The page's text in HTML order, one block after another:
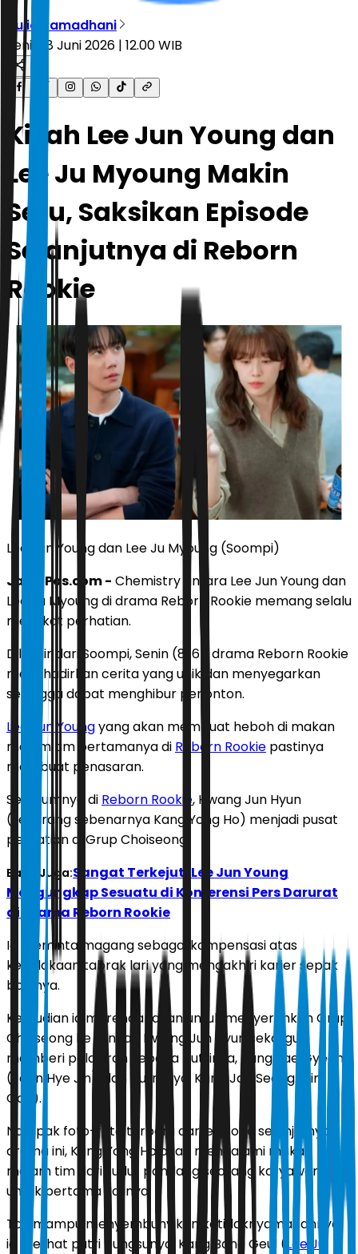
Aulia Ramadhani
Senin, 8 Juni 2026 | 12.00 WIB
Kisah Lee Jun Young dan
Lee Ju Myoung Makin
Seru, Saksikan Episode
Selanjutnya di Reborn
Rookie
Lee Jun Young dan Lee Ju Myoung (Soompi)
JawaPos.com - Chemistry antara Lee Jun Young dan
Lee Ju Myoung di drama Reborn Rookie memang selalu
memikat perhatian.
Dilansir dari Soompi, Senin (8/6), drama Reborn Rookie
menghadirkan cerita yang unik dan menyegarkan
sehingga dapat menghibur penonton.
Lee Jun Youngyang akan membuat heboh di makan
malam tim pertamanya di Reborn Rookie pastinya
membuat penasaran.
Sebelumnya di Reborn Rookie, Hwang Jun Hyun
(sekarang sebenarnya Kang Yong Ho) menjadi pusat
perhatian di Grup Choiseong.
Baca Juga:Sangat Terkejut, Lee Jun Young
Mengungkap Sesuatu di Konferensi Pers Darurat
di Drama Reborn Rookie
Ia meminta magang sebagai kompensasi atas
kecelakaan tabrak lari yang mengakhiri karier sepak
bolanya.
Kemudian ia merencanakan untuk menyerahkan Grup
Choiseong ke tangan Hwang Jun Hyun sekaligus
memberi pelajaran kepada putrinya, Kang Jae Gyeong
(Jeon Hye Jin), dan putranya, Kang Jae Seong (Jin
Goo).
Nampak foto-foto terbaru dari episode selanjutnya
drama ini, Kang Yong Ho akan mengalami makan
malam tim dari sudut pandang seorang karyawan
untuk pertama kalinya.
Tak mampu menyembunyikan ketidaknyamanannya,
ia melihat putri bungsunya, Kang Bang Geul ( Lee Ju